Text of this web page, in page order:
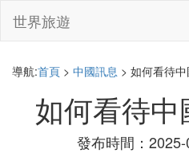
世界旅遊
導航:首頁 > 中國訊息 > 如何看待
如何看待
發布時間：